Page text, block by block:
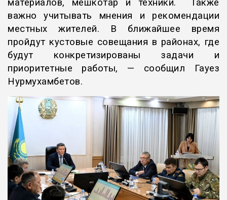
материалов, мешкотар и техники. Также
важно учитывать мнения и рекомендации
местных жителей. В ближайшее время
пройдут кустовые совещания в районах, где
будут конкретизированы задачи и
приоритетные работы, — сообщил Гауез
Нурмухамбетов.